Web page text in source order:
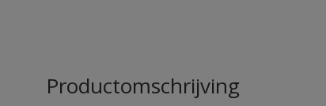
Productomschrijving